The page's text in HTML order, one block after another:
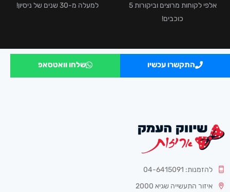
אלפי לקוחות מרוצים וביקורות 5
כוכבים!
למעלה מ-30 שנים של ניסיון!
התקשרו עכשיו שלחו וואטסאפ
להזמנות: 04-6415091
איזור התעשייה שגיא 2000